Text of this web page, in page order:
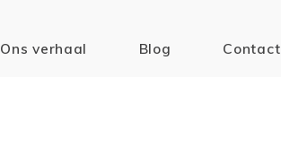
Ons verhaal Blog Contact